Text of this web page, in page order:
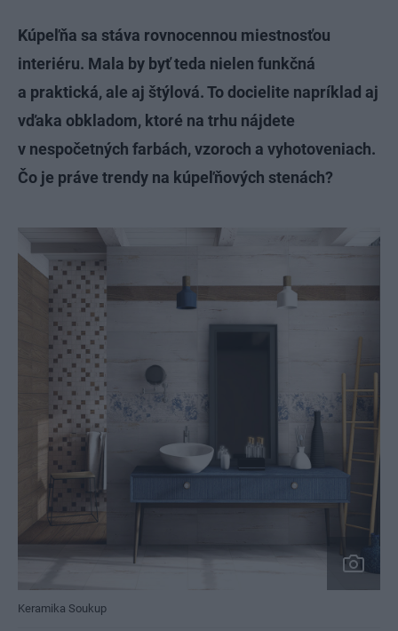
Kúpeľňa sa stáva rovnocennou miestnosťou
interiéru. Mala by byť teda nielen funkčná
a praktická, ale aj štýlová. To docielite napríklad aj
vďaka obkladom, ktoré na trhu nájdete
v nespočetných farbách, vzoroch a vyhotoveniach.
Čo je práve trendy na kúpeľňových stenách?
Keramika Soukup